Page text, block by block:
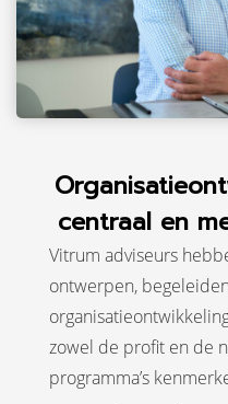
centraal en
Vitrum adviseurs
ontwerpen,
zowel de profit en de
programma’s